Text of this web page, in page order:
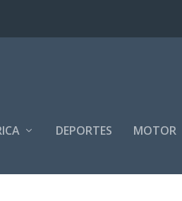
DEPORTES MOTOR